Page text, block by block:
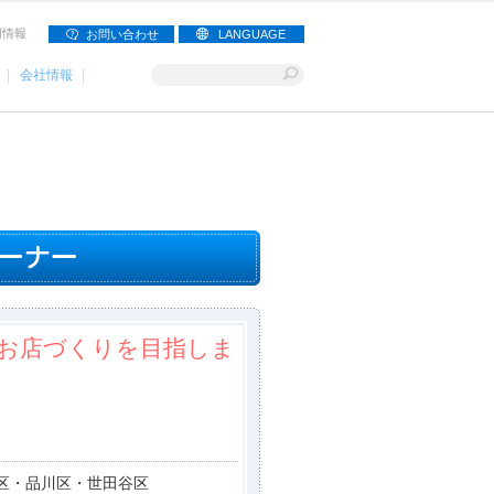
報 お問い合わせ LANGUAGE
会社情報
店づくりを目指しま
・品川区・世田谷区